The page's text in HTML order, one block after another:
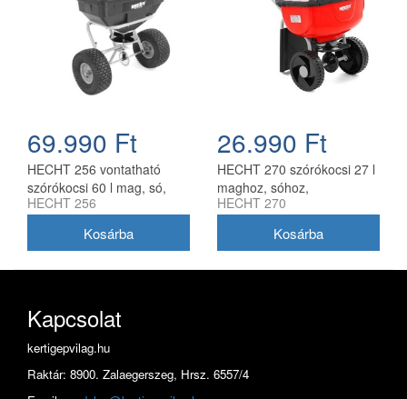
69.990 Ft
HECHT 256 vontatható
szórókocsi 60 l mag, só,
műtrágya kijuttatásához
HECHT 256
26.990 Ft
HECHT 270 szórókocsi 27 l
maghoz, sóhoz,
műtrágyához
HECHT 270
Kapcsolat
kertigepvilag.hu
Raktár: 8900. Zalaegerszeg, Hrsz. 6557/4